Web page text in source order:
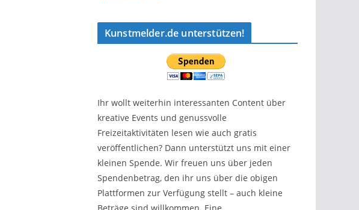
Kunstmelder.de unterstützen!
Ihr wollt weiterhin interessanten Content über
kreative Events und genussvolle
Freizeitaktivitäten lesen wie auch gratis
veröffentlichen? Dann unterstützt uns mit einer
kleinen Spende. Wir freuen uns über jeden
Spendenbetrag, den ihr uns über die obigen
Plattformen zur Verfügung stellt – auch kleine